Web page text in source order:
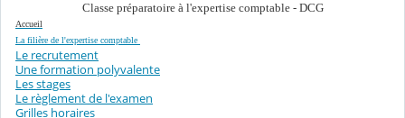
Classe préparatoire à l'expertise comptable - DCG
Accueil
La filière de l'expertise comptable
Le recrutement
Une formation polyvalente
​Les stages
​Le règlement de l'examen
Grilles horaires